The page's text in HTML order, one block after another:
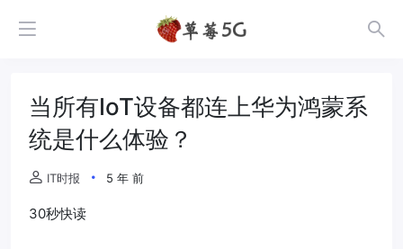
当所有IoT设备都连上华为鸿蒙系
统是什么体验？
IT时报 5 年 前
30秒快读